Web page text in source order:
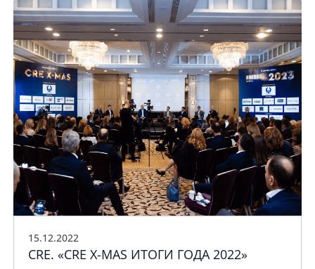
15.12.2022
CRE. «CRE X-MAS ИТОГИ ГОДА 2022»